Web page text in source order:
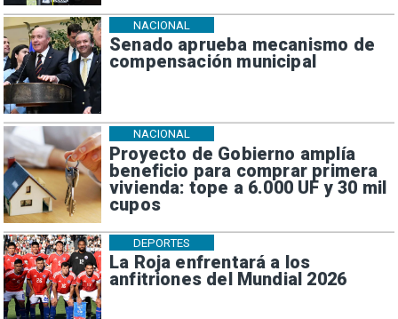
Senado aprueba mecanismo de
compensación municipal
NACIONAL
Proyecto de Gobierno amplía
beneficio para comprar primera
vivienda: tope a 6.000 UF y 30 mil
cupos
NACIONAL
La Roja enfrentará a los
anfitriones del Mundial 2026
DEPORTES